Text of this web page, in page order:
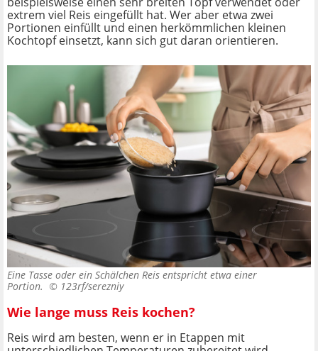
extrem viel Reis eingefüllt hat. Wer aber etwa zwei
Portionen einfüllt und einen herkömmlichen kleinen
Kochtopf einsetzt, kann sich gut daran orientieren.
Eine Tasse oder ein Schälchen Reis entspricht etwa einer
Portion. © 123rf/serezniy
Wie lange muss Reis kochen?
Reis wird am besten, wenn er in Etappen mit